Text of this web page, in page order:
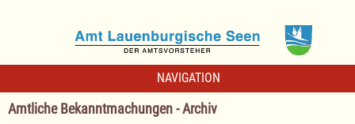
NAVIGATION
Amtliche Bekanntmachungen - Archiv